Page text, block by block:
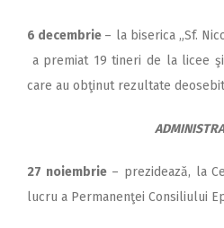
6 decembrie – la biserica „Sf.
a premiat 19 tineri de la licee
care au obţinut rezultate
27 noiembrie– prezidează, la
lucru a Permanenţei Consiliului